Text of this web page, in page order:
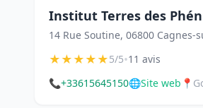
Institut Terres des
14 Rue Soutine, 06800 Cagnes-
★★★★★5/5•11 avis
📞+33615645150🌐Site web 📍